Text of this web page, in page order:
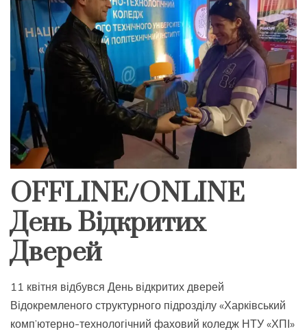
OFFLINE/ONLINE
День Відкритих
Дверей
11 квітня відбувся День відкритих дверей
Відокремленого структурного підрозділу «Харківський
комп’ютерно-технологічний фаховий коледж НТУ «ХПІ»